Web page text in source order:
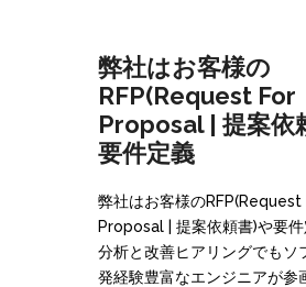
弊社はお客様の
RFP(Request For
Proposal | 提案依
要件定義
弊社はお客様のRFP(Request
Proposal | 提案依頼書)や要
分析と改善ヒアリングでもソ
発経験豊富なエンジニアが参